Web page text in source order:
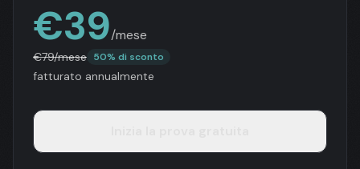
€39/mese
€79/mese 50% di sconto
fatturato annualmente